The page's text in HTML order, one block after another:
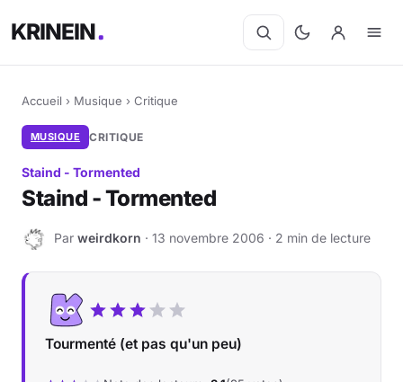
KRINEIN
Accueil › Musique › Critique
MUSIQUE CRITIQUE
Staind - Tormented
Staind - Tormented
W Par weirdkorn · 13 novembre 2006 · 2 min de lecture
Tourmenté (et pas qu'un peu)